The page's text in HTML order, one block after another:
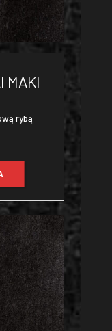
MAKI
rybą